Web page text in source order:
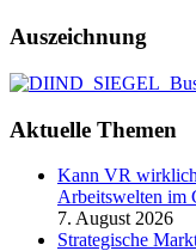
Auszeichnung
Aktuelle Themen
Kann VR
Arbeitswelten im
7. August 2026
Strategische